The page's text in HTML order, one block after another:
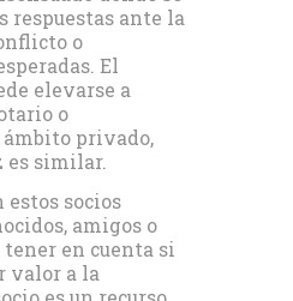
respuestas ante la
o
El
elevarse a
o
privado,
es similar.
estos socios
amigos o
en cuenta si
valor a la